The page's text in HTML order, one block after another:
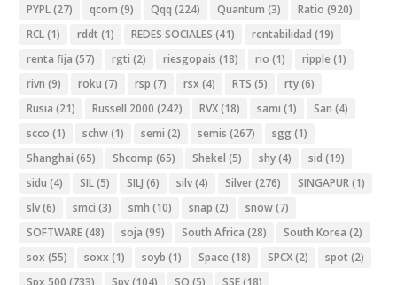
PYPL(27) qcom (9) Qqq (224) Quantum (3) Ratio (920)
RCL(1) rddt (1) REDES SOCIALES (41) rentabilidad (19)
renta fija (57) rgti (2) riesgopais (18) rio (1) ripple (1)
rivn (9) roku (7) rsp (7) rsx (4) RTS (5) rty(6)
Rusia (21) Russell 2000 (242) RVX(18) sami (1) San (4)
scco (1) schw(1) semi (2) semis (267) sgg (1)
Shanghai (65) Shcomp (65) Shekel (5) shy(4) sid (19)
sidu (4) SIL(5) SILJ (6) silv(4) Silver(276) SINGAPUR(1)
slv(6) smci (3) smh (10) snap (2) snow(7)
SOFTWARE(48) soja (99) South Africa (28) South Korea (2)
sox (55) soxx (1) soyb (1) Space (18) SPCX(2) spot (2)
Spx 500 (733) Spy(104) SQ (5) SSE(18)